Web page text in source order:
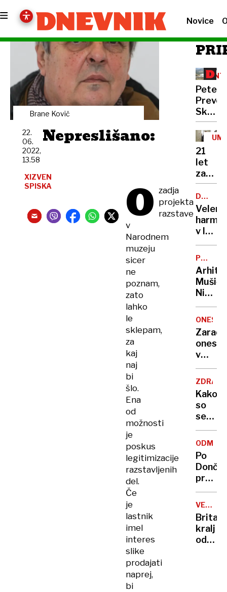
Novice
Brane Kovič
Nepreslišano:
22.
06.
2022,
13.58
XIZVEN
SPISKA
O zadja
projekta
razstave
v
Narodnem
muzeju
sicer
ne
poznam,
zato
lahko
le
sklepam,
za
kaj
naj
bi
šlo.
Ena
od
možnosti
je
poskus
legitimizacije
razstavljenih
del.
Če
je
lastnik
imel
interes
slike
prodajati
naprej,
bi
Peter
Prevc:
policaji
niso
dela
21
let
Bančni
s
pasom
zadavil
v lov
na
nov
rekord
CENTER
Mušič:
Nikoli
nisem
da je
to v
moji
sploh
Zaradi
v
delu
voda
Kako
so
se
cilji
vlade
Po
Karma
je
psica,
Nico
pa
njen
VELIKA
kralj